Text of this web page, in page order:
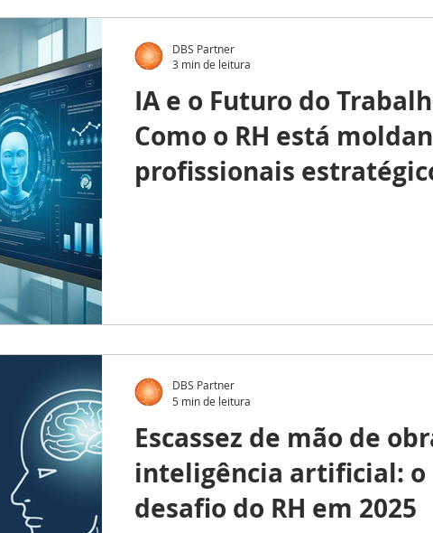
IA e o Futuro do
Como o RH está
profissionais
DBS Partner
3 min de leitura
Escassez de mão de
inteligência artificial: o
desafio do RH em 2025
DBS Partner
5 min de leitura